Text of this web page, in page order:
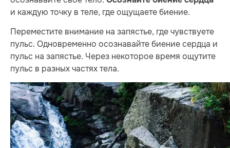
и каждую точку в теле, где ощущаете биение.
Переместите внимание на запястье, где чувствуете
пульс. Одновременно осознавайте биение сердца и
пульс на запястье. Через некоторое время ощутите
пульс в разных частях тела.